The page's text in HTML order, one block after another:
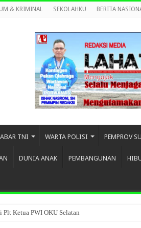
& KRIMINAL SEKOLAHKU BERITA
TNI WARTA POLISI PEMPROV
DUNIA ANAK PEMBANGUNAN
Ketua PWI OKU Selatan